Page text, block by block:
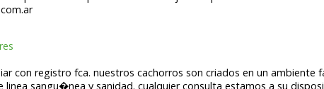
con registro fca. nuestros cachorros son criados en un
linea sangu�nea y sanidad. cualquier consulta estamos a su